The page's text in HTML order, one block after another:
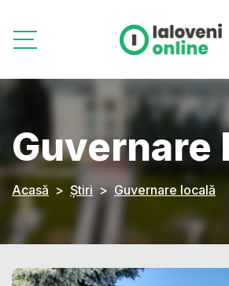
Guvernare
Acasă Știri Guvernare locală